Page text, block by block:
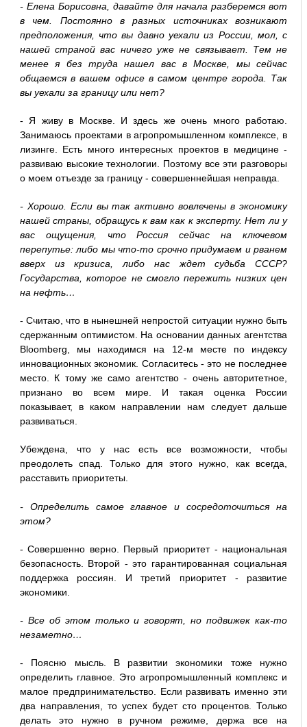
- Елена Борисовна, давайте для начала разберемся вот
в чем. Постоянно в разных источниках возникают
предположения, что вы давно уехали из России, мол, с
нашей страной вас ничего уже не связывает. Тем не
менее я без труда нашел вас в Москве, мы сейчас
общаемся в вашем офисе в самом центре города. Так
вы уехали за границу или нет?
- Я живу в Москве. И здесь же очень много работаю.
Занимаюсь проектами в агропромышленном комплексе, в
лизинге. Есть много интересных проектов в медицине -
развиваю высокие технологии. Поэтому все эти разговоры
о моем отъезде за границу - совершеннейшая неправда.
- Хорошо. Если вы так активно вовлечены в экономику
нашей страны, обращусь к вам как к эксперту. Нет ли у
вас ощущения, что Россия сейчас на ключевом
перепутье: либо мы что-то срочно придумаем и рванем
вверх из кризиса, либо нас ждет судьба СССР?
Государства, которое не смогло пережить низких цен
на нефть…
- Считаю, что в нынешней непростой ситуации нужно быть
сдержанным оптимистом. На основании данных агентства
Bloomberg, мы находимся на 12-м месте по индексу
инновационных экономик. Согласитесь - это не последнее
место. К тому же само агентство - очень авторитетное,
признано во всем мире. И такая оценка России
показывает, в каком направлении нам следует дальше
развиваться.
Убеждена, что у нас есть все возможности, чтобы
преодолеть спад. Только для этого нужно, как всегда,
расставить приоритеты.
- Определить самое главное и сосредоточиться на
этом?
- Совершенно верно. Первый приоритет - национальная
безопасность. Второй - это гарантированная социальная
поддержка россиян. И третий приоритет - развитие
экономики.
- Все об этом только и говорят, но подвижек как-то
незаметно…
- Поясню мысль. В развитии экономики тоже нужно
определить главное. Это агропромышленный комплекс и
малое предпринимательство. Если развивать именно эти
два направления, то успех будет сто процентов. Только
делать это нужно в ручном режиме, держа все на